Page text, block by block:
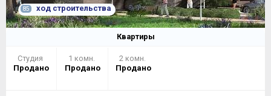
85 ход строительства
Квартиры
Студия
Продано
1 комн.
Продано
2 комн.
Продано